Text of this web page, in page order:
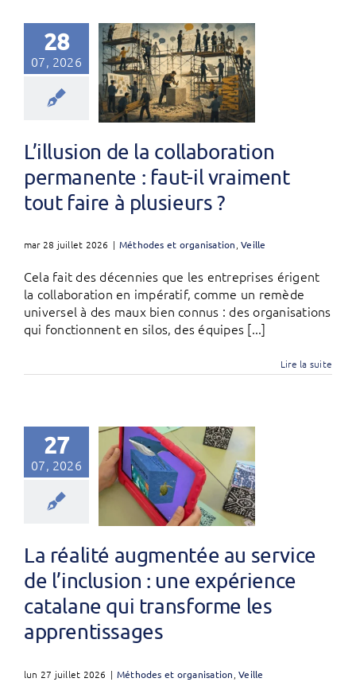
28
07, 2026
L’illusion de la collaboration
permanente : faut-il vraiment
tout faire à plusieurs ?
mar 28 juillet 2026 | Méthodes et organisation,Veille
Cela fait des décennies que les entreprises érigent
la collaboration en impératif, comme un remède
universel à des maux bien connus : des organisations
qui fonctionnent en silos, des équipes [...]
Lire la suite
27
07, 2026
La réalité augmentée au service
de l’inclusion : une expérience
catalane qui transforme les
apprentissages
lun 27 juillet 2026 | Méthodes et organisation ,Veille